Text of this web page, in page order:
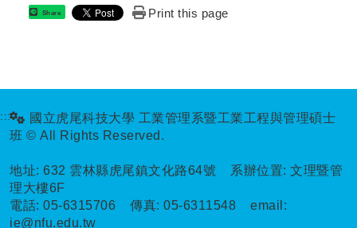
Share Print this page
:::
國立虎尾科技大學 工業管理系暨工業工程與管理碩士
班 © All Rights Reserved.
地址:632 雲林縣虎尾鎮文化路64號 系辦位置: 文理暨管
理大樓6F
電話:05-6315706 傳真:05-6311548 email:
ie@nfu.edu.tw